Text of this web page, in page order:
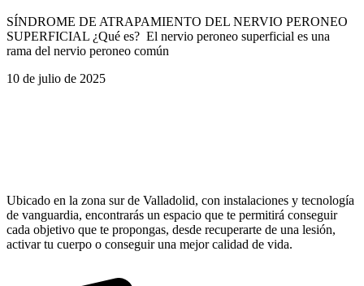
SÍNDROME DE ATRAPAMIENTO DEL NERVIO PERONEO
SUPERFICIAL ¿Qué es? El nervio peroneo superficial es una
rama del nervio peroneo común
10 de julio de 2025
Ubicado en la zona sur de Valladolid, con instalaciones y tecnología
de vanguardia, encontrarás un espacio que te permitirá conseguir
cada objetivo que te propongas, desde recuperarte de una lesión,
activar tu cuerpo o conseguir una mejor calidad de vida.